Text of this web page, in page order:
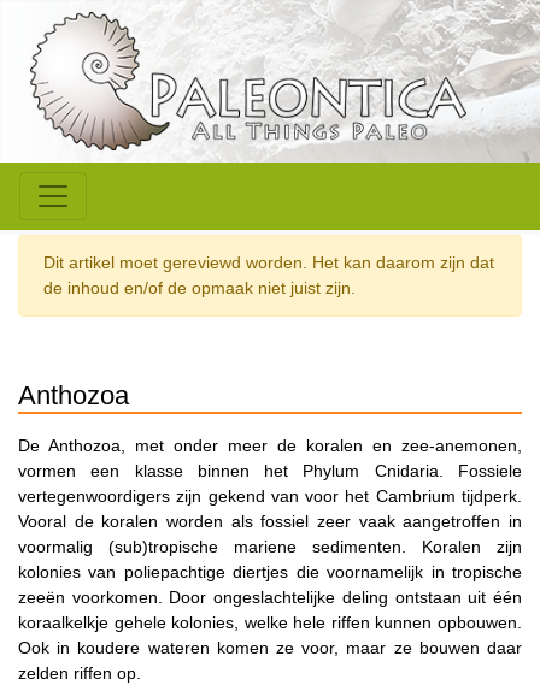
Dit artikel moet gereviewd worden. Het kan daarom zijn dat
de inhoud en/of de opmaak niet juist zijn.
Anthozoa
De Anthozoa, met onder meer de koralen en zee-anemonen,
vormen een klasse binnen het Phylum Cnidaria. Fossiele
vertegenwoordigers zijn gekend van voor het Cambrium tijdperk.
Vooral de koralen worden als fossiel zeer vaak aangetroffen in
voormalig (sub)tropische mariene sedimenten. Koralen zijn
kolonies van poliepachtige diertjes die voornamelijk in tropische
zeeën voorkomen. Door ongeslachtelijke deling ontstaan uit één
koraalkelkje gehele kolonies, welke hele riffen kunnen opbouwen.
Ook in koudere wateren komen ze voor, maar ze bouwen daar
zelden riffen op.